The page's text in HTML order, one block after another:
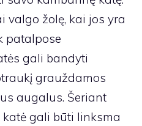
valgo žolę, kai jos yra
patalpose
gali bandyti
grauždamos
augalus. Šeriant
katė gali būti linksma